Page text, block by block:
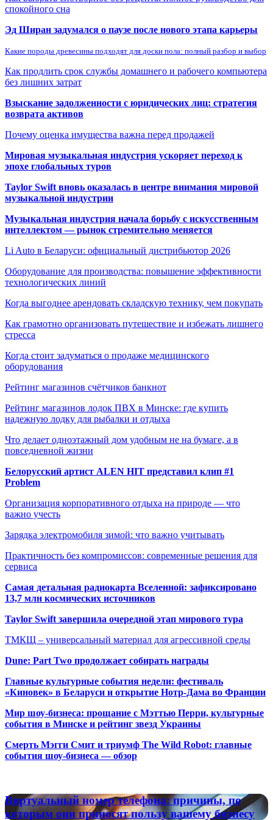
спокойного сна
Эд Ширан задумался о паузе после нового этапа карьеры
Какие породы древесины подходят для доски пола: полный разбор и выбор
Как продлить срок службы домашнего и рабочего компьютера
без лишних затрат
Взыскание задолженности с юридических лиц: стратегия
возврата активов
Почему оценка имущества важна перед продажей
Мировая музыкальная индустрия ускоряет переход к
эпохе глобальных туров
Taylor Swift вновь оказалась в центре внимания мировой
музыкальной индустрии
Музыкальная индустрия начала борьбу с искусственным
интеллектом — рынок стремительно меняется
Li Auto в Беларуси: официальный дистрибьютор 2026
Оборудование для производства: повышение эффективности
технологических линий
Когда выгоднее арендовать складскую технику, чем покупать
Как грамотно организовать путешествие и избежать лишнего
стресса
Когда стоит задуматься о продаже медицинского
оборудования
Рейтинг магазинов счётчиков банкнот
Рейтинг магазинов лодок ПВХ в Минске: где купить
надежную лодку для рыбалки и отдыха
Что делает одноэтажный дом удобным не на бумаге, а в
повседневной жизни
Белорусский артист ALEN HIT представил клип #1
Problem
Организация корпоративного отдыха на природе — что
важно учесть
Зарядка электромобиля зимой: что важно учитывать
Практичность без компромиссов: современные решения для
сервиса
Самая детальная радиокарта Вселенной: зафиксировано
13,7 млн космических источников
Taylor Swift завершила очередной этап мирового тура
ТМКЩ – универсальный материал для агрессивной среды
Dune: Part Two продолжает собирать награды
Главные культурные события недели: фестиваль
«Киновек» в Беларуси и открытие Нотр-Дама во Франции
Мир шоу-бизнеса: прощание с Мэттью Перри, культурные
события в Минске и рейтинг звезд Украины
Смерть Мэгги Смит и триумф The Wild Robot: главные
события шоу-бизнеса — обзор
Виртуальный
номер
Виртуальный номер телефона: причины, по
которым они приносят пользу вашему бизнесу